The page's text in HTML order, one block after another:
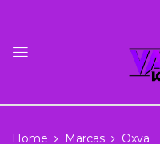
Home Marcas Oxva